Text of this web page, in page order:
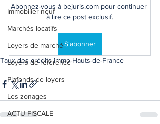
Immobilier neuf
Marchés locatifs
Loyers de marché
Loyers de référence
Plafonds de loyers
Les zonages
ACTU FISCALE
Abonnez-vous à bejuris.com pour continuer
à lire ce post exclusif.
S'abonner
Taux des crédits immo-Hauts-de-France